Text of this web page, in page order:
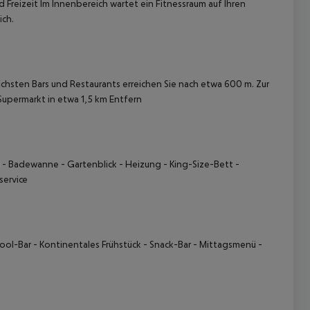
Freizeit Im Innenbereich wartet ein Fitnessraum auf Ihren
Bars und Restaurants erreichen Sie nach etwa 600 m. Zur
in etwa 1,5 km Entfern
Badewanne - Gartenblick - Heizung - King-Size-Bett -
Bar - Kontinentales Frühstück - Snack-Bar - Mittagsmenü -